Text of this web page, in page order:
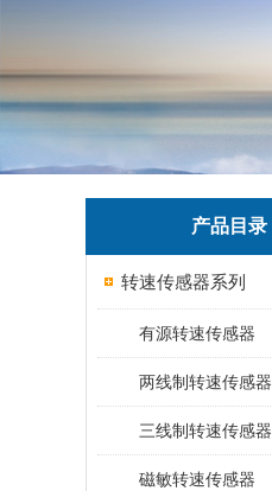
产品目录
转速传感器系列
有源转速传感器
两线制转速传感器
三线制转速传感器
磁敏转速传感器